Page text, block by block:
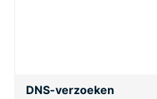
DNS-verzoeken